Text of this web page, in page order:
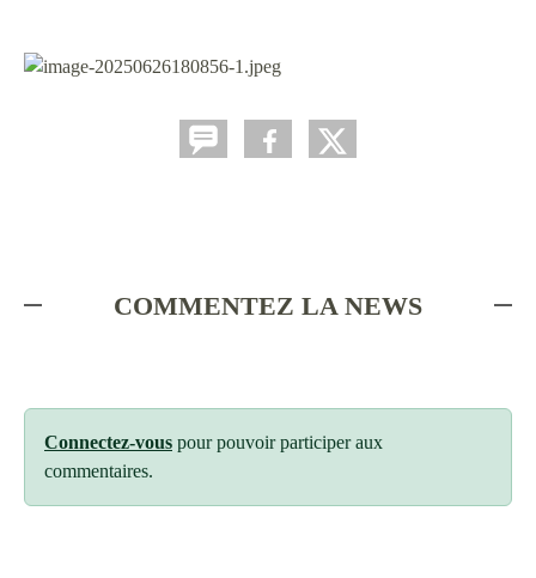
COMMENTEZ LA NEWS
Connectez-vous pour pouvoir participer aux
commentaires.